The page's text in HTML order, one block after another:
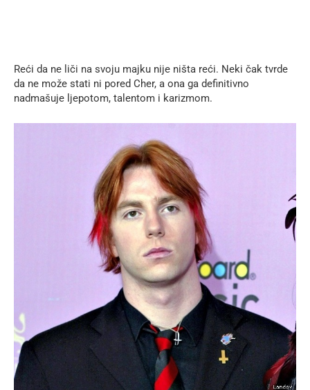
Reći da ne liči na svoju majku nije ništa reći. Neki čak tvrde
da ne može stati ni pored Cher, a ona ga definitivno
nadmašuje ljepotom, talentom i karizmom.